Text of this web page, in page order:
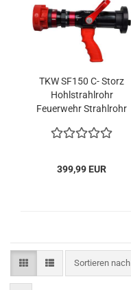
TKW SF150 C- Storz
Hohlstrahlrohr
Feuerwehr Strahlrohr
2 Kat. 3
399,99 EUR
Sortieren nach
Sortieren nach